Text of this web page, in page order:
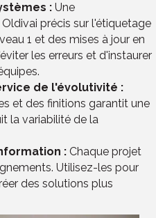
: Une
précis sur l'étiquetage
1 et des mises à jour en
les erreurs et d'instaurer
de l'évolutivité :
et des finitions garantit une
la variabilité de la
: Chaque projet
Utilisez-les pour
des solutions plus